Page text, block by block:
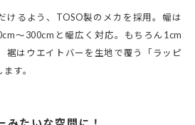
けるよう、TOSO製のメカを採用。幅は
～300cmと幅広く対応。もちろん1cm
裾はウエイトバーを生地で覆う「ラッピ
す。